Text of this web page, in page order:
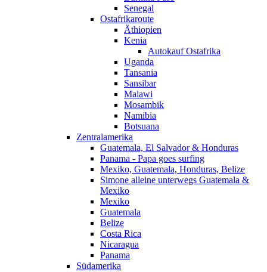
Senegal
Ostafrikaroute
Äthiopien
Kenia
Autokauf Ostafrika
Uganda
Tansania
Sansibar
Malawi
Mosambik
Namibia
Botsuana
Zentralamerika
Guatemala, El Salvador & Honduras
Panama - Papa goes surfing
Mexiko, Guatemala, Honduras, Belize
Simone alleine unterwegs Guatemala &
Mexiko
Mexiko
Guatemala
Belize
Costa Rica
Nicaragua
Panama
Südamerika